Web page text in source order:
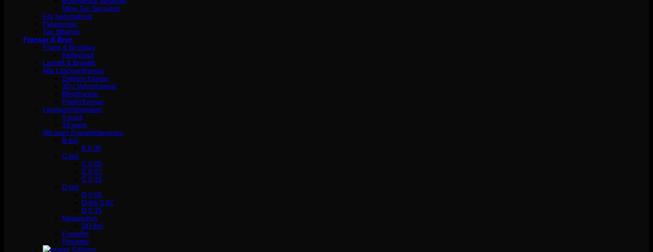
Mine Tan Spraytan
För hemmabruk
Paketpriser
Tan tillbehör
Fransar & Bryn
Frans & Brynfärg
Reflectocil
Lashlift & Browlift
Alla Lösögonfransar
Enklare fransar
3D / Volymfransar
Blingfransar
Fjäderfransar
Lösögonfranspaket
5-pack
10-pack
Allt inom Fransförlängning
B-böj
B 0.05
C-böj
C 0,05
C 0,07
C 0,15
D-böj
D 0,05
D-böj 0,07
D 0,15
Megavolym
DD-böj
Franslim
Pincetter